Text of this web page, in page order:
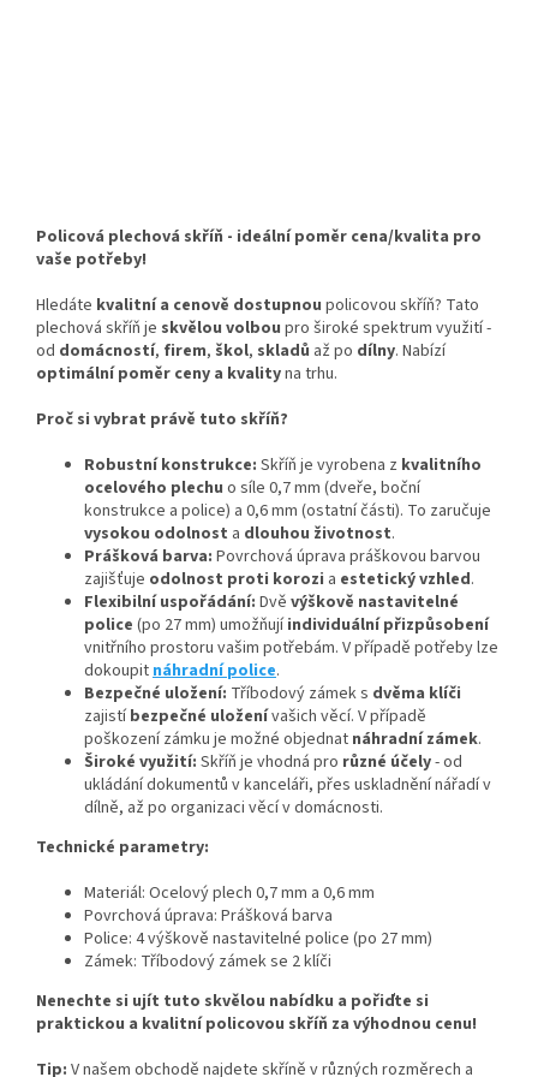
Policová plechová skříň - ideální poměr cena/kvalita pro
vaše potřeby!
Hledáte kvalitní a cenově dostupnou policovou skříň? Tato
plechová skříň je skvělou volbou pro široké spektrum využití -
od domácností, firem, škol, skladů až po dílny. Nabízí
optimální poměr ceny a kvalityna trhu.
Proč si vybrat právě tuto skříň?
Robustní konstrukce: Skříň je vyrobena z kvalitního
ocelového plechu o síle 0,7 mm (dveře, boční
konstrukce a police) a 0,6 mm (ostatní části). To zaručuje
vysokou odolnost a dlouhou životnost.
Prášková barva: Povrchová úprava práškovou barvou
zajišťuje odolnost proti korozi a estetický vzhled.
Flexibilní uspořádání: Dvě výškově nastavitelné
police (po 27 mm) umožňujíindividuální přizpůsobení
vnitřního prostoru vašim potřebám. V případě potřeby lze
dokoupit náhradní police.
Bezpečné uložení: Tříbodový zámek s dvěma klíči
zajistíbezpečné uloženívašich věcí. V případě
poškození zámku je možné objednat náhradní zámek.
Široké využití: Skříň je vhodná pro různé účely- od
ukládání dokumentů v kanceláři, přes uskladnění nářadí v
dílně, až po organizaci věcí v domácnosti.
Technické parametry:
Materiál: Ocelový plech 0,7 mm a 0,6 mm
Povrchová úprava: Prášková barva
Police: 4 výškově nastavitelné police (po 27 mm)
Zámek: Tříbodový zámek se 2 klíči
Nenechte si ujít tuto skvělou nabídku a pořiďte si
praktickou a kvalitní policovou skříň za výhodnou cenu!
Tip: V našem obchodě najdete skříně v různých rozměrech a